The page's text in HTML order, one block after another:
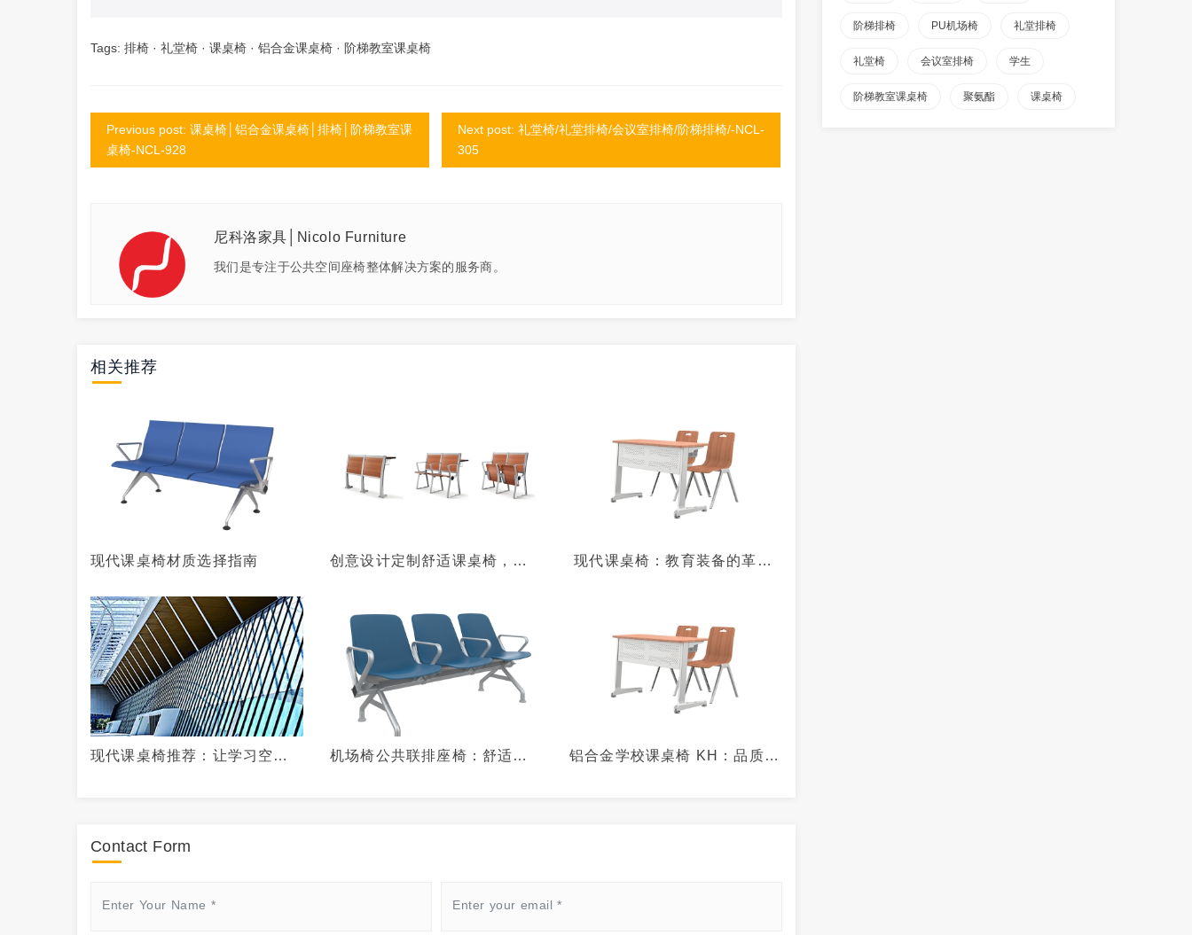
Tags: 排椅 · 礼堂椅 · 课桌椅 · 铝合金课桌椅 · 阶梯教室课桌椅
Previous post: 课桌椅│铝合金课桌椅│排椅│阶梯教室课
桌椅-NCL-928
Next post: 礼堂椅/礼堂排椅/会议室排椅/阶梯排椅/-NCL-
305
尼科洛家具│Nicolo Furniture
我们是专注于公共空间座椅整体解决方案的服务商。
相关推荐
现代课桌椅材质选择指南
创意设计定制舒适课桌椅，广
现代课桌椅：教育装备的革新
现代课桌椅推荐：让学习空间
机场椅公共联排座椅：舒适与
铝合金学校课桌椅 KH：品质与
Contact Form
阶梯排椅 PU机场椅 礼堂排椅
礼堂椅 会议室排椅 学生
阶梯教室课桌椅 聚氨酯 课桌椅